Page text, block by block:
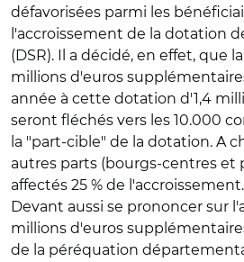
défavorisées parmi les
l'accroissement de la dotation
(DSR). Il a décidé, en effet, que
millions d'euros
année à cette dotation d'1,4
seront fléchés vers les 10.000
la "part-cible" de la dotation. A
autres parts (bourgs-centres et
affectés 25 % de l'accroissement.
Devant aussi se prononcer sur
millions d'euros
de la péréquation